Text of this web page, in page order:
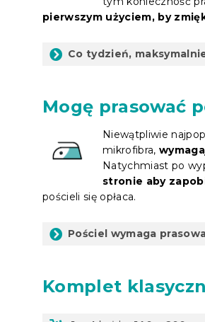
pierwszym użyciem, by
Co tydzień,
Mogę prasować
Niewątpliwie
mikrofibra,
Natychmiast po
stronie aby
pościeli się opłaca.
Pościel wymaga
Komplet